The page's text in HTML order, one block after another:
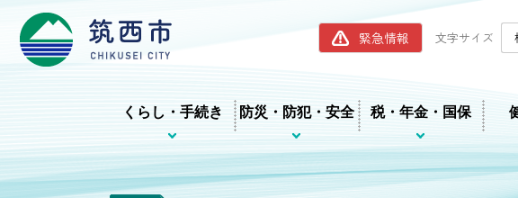
筑西市ホームページ
緊急情報 文字サイズ
くらし・手続き 防災・防犯・安全 税・年金・国保